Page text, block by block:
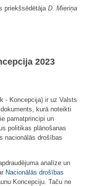
priekšsēdētāja D. Mieriņa
2023
- Koncepcija) ir uz Valsts
kurā noteikti
pamatprincipi un
politikas plānošanas
nacionālās drošības
analīze un
Nacionālās drošības
Koncepciju. Taču ne